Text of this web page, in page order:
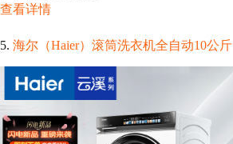
查看详情
5. 海尔（Haier）滚筒洗衣机全自动10公斤